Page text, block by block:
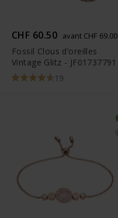
CHF 60.50 avant CHF 69.00
Fossil Clous d’oreilles
Vintage Glitz - JF01737791
19